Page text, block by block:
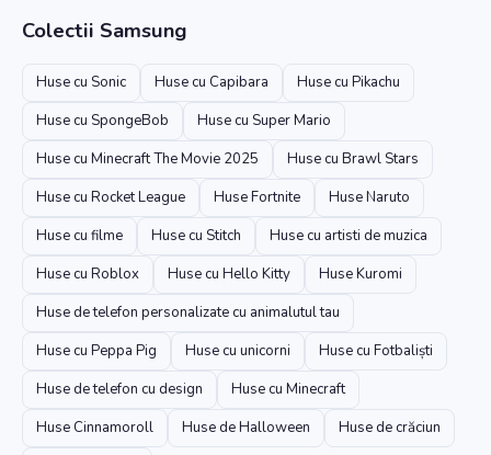
Colectii Samsung
Huse cu Sonic Huse cu Capibara
Huse cu Pikachu
Huse cu SpongeBob
Huse cu Super Mario
Huse cu Minecraft The Movie 2025
Huse cu Brawl Stars
Huse cu Rocket League
Huse Fortnite
Huse Naruto
Huse cu filme
Huse cu Stitch
Huse cu artisti de muzica
Huse cu Roblox
Huse cu Hello Kitty
Huse Kuromi
Huse de telefon personalizate cu animalutul tau
Huse cu Peppa Pig
Huse cu unicorni
Huse cu Fotbaliști
Huse de telefon cu design
Huse cu Minecraft
Huse Cinnamoroll
Huse de Halloween
Huse de crăciun